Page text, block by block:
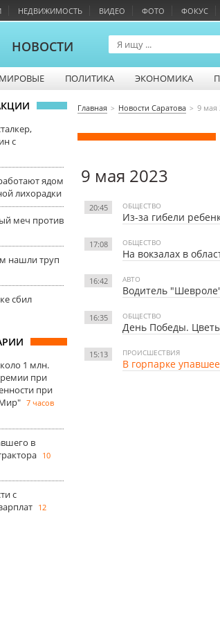
НЕДВИЖИМОСТЬ ВИДЕО ФОТО ФОКУС
НОВОСТИ
МИРОВЫЕ ПОЛИТИКА ЭКОНОМИКА
с
ядом
лихорадки
меч против
нашли труп
сбил
1 млн.
при
при
7 часов
в
10
с
12
Главная Новости Саратова 9 мая
9 мая 2023
20:45 ОБЩЕСТВО
Из-за гибели
17:08 ОБЩЕСТВО
На вокзалах в
16:42 АВТО
Водитель
16:35 ОБЩЕСТВО
День Победы.
15:13 ПРОИСШЕСТВИЯ
В горпарке